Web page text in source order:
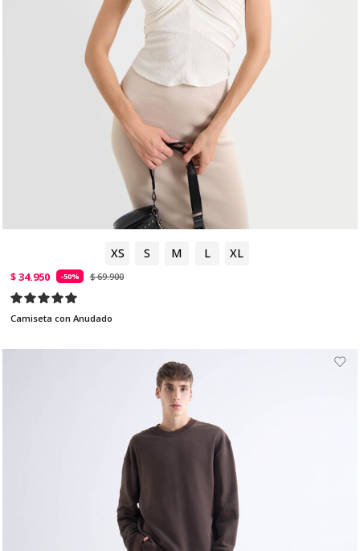
XS S M L XL
$ 34.950 -50% $ 69.900
Camiseta con Anudado